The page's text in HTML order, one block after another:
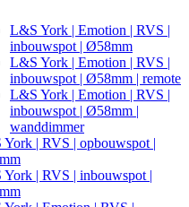
L&S York | Emotion | RVS |
inbouwspot | Ø58mm
L&S York | Emotion | RVS |
inbouwspot | Ø58mm | remote
L&S York | Emotion | RVS |
inbouwspot | Ø58mm |
wanddimmer
| RVS | opbouwspot |
| RVS | inbouwspot |